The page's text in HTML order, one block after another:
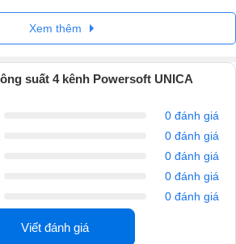
nghệ khuếch đại thế hệ thứ 3 của
mẽ và ổn định. Bộ khuếch đại này hỗ trợ
giúp giảm méo tiếng và tăng cường độ chi
sạch:
Với thiết kế tiên tiến, UNICA 16K4
vẫn đảm bảo chất âm trung thực, độ méo
khuếch đại mới giúp thiết bị hoạt động ổn
hợp cho các hệ thống âm thanh chuyên
Xem thêm
suất 4 kênh Powersoft UNICA
0 đánh giá
0 đánh giá
0 đánh giá
0 đánh giá
0 đánh giá
Viết đánh giá